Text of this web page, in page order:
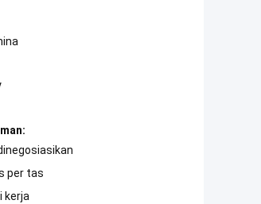
per tas
kerja